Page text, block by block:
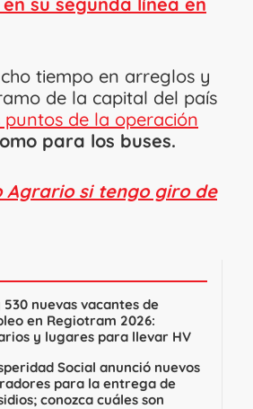
tiempo en arreglos y
de la capital del país
de la operación
para los buses.
Agrario si tengo giro de
530 nuevas vacantes de
en Regiotram 2026:
y lugares para llevar HV
Social anunció nuevos
para la entrega de
conozca cuáles son